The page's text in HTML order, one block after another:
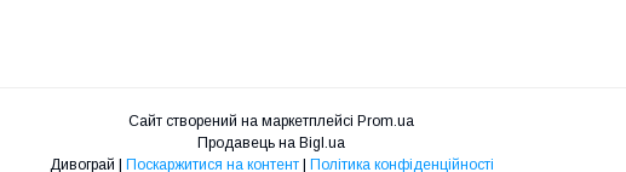
Сайт створений на маркетплейсі Prom.ua
Продавець на Bigl.ua
Дивограй | Поскаржитися на контент | Політика конфіденційності